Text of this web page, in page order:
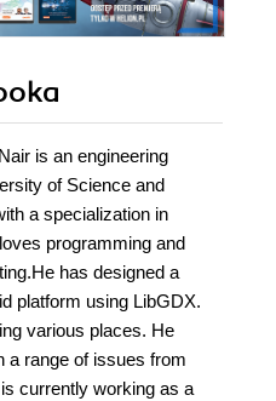
is an engineering
of Science and
a specialization in
programming and
has designed a
platform using LibGDX.
various places. He
a range of issues from
currently working as a